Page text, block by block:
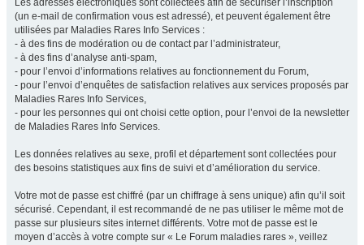
Les adresses électroniques sont collectées afin de sécuriser l’inscription
(un e-mail de confirmation vous est adressé), et peuvent également être
utilisées par Maladies Rares Info Services :
- à des fins de modération ou de contact par l’administrateur,
- à des fins d’analyse anti-spam,
- pour l’envoi d’informations relatives au fonctionnement du Forum,
- pour l’envoi d’enquêtes de satisfaction relatives aux services proposés par
Maladies Rares Info Services,
- pour les personnes qui ont choisi cette option, pour l’envoi de la newsletter
de Maladies Rares Info Services.
Les données relatives au sexe, profil et département sont collectées pour
des besoins statistiques aux fins de suivi et d’amélioration du service.
Votre mot de passe est chiffré (par un chiffrage à sens unique) afin qu’il soit
sécurisé. Cependant, il est recommandé de ne pas utiliser le même mot de
passe sur plusieurs sites internet différents. Votre mot de passe est le
moyen d’accès à votre compte sur « Le Forum maladies rares », veillez